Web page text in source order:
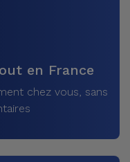
en France
chez vous, sans